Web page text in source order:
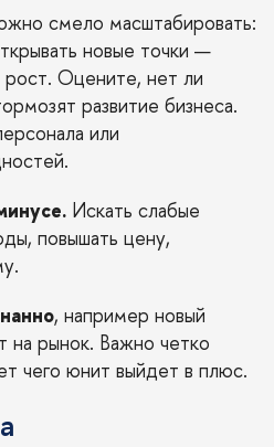
смело масштабировать:
новые точки —
рост. Оцените, нет ли
развитие бизнеса.
или
Искать слабые
повышать цену,
, например новый
на рынок. Важно четко
чего юнит выйдет в плюс.